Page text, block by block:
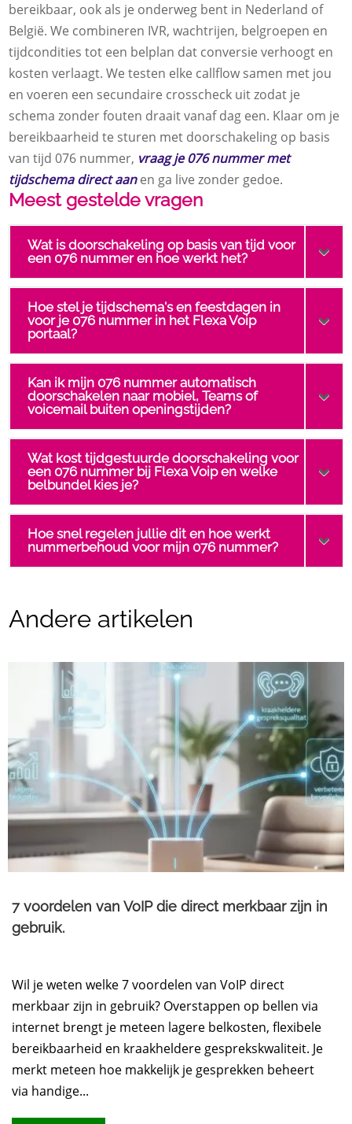
bereikbaar, ook als je onderweg bent in Nederland of
België.​ We combineren IVR, wachtrijen, belgroepen en
tijdcondities tot een belplan dat conversie verhoogt en
kosten verlaagt.​ We testen elke callflow samen met jou
en voeren een secundaire crosscheck uit zodat je
schema zonder fouten draait vanaf dag een.​ Klaar om je
bereikbaarheid te sturen met doorschakeling op basis
van tijd 076 nummer, vraag je 076 nummer met
tijdschema direct aanen ga live zonder gedoe.​
Meest gestelde vragen
Wat is doorschakeling op basis van tijd voor
een 076 nummer en hoe werkt het?
Hoe stel je tijdschema's en feestdagen in
voor je 076 nummer in het Flexa Voip
portaal?
Kan ik mijn 076 nummer automatisch
doorschakelen naar mobiel, Teams of
voicemail buiten openingstijden?
Wat kost tijdgestuurde doorschakeling voor
een 076 nummer bij Flexa Voip en welke
belbundel kies je?
Hoe snel regelen jullie dit en hoe werkt
nummerbehoud voor mijn 076 nummer?
Andere artikelen
7 voordelen van VoIP die direct merkbaar zijn in
gebruik.
Wil je weten welke 7 voordelen van VoIP direct
merkbaar zijn in gebruik? Overstappen op bellen via
internet brengt je meteen lagere belkosten, flexibele
bereikbaarheid en kraakheldere gesprekskwaliteit. Je
merkt meteen hoe makkelijk je gesprekken beheert
via handige...